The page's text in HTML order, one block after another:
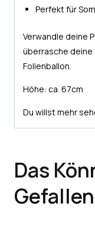
Perfekt für
Verwandle deine
überrasche
Folienballon.
Höhe: ca. 67cm
Du willst mehr
Das